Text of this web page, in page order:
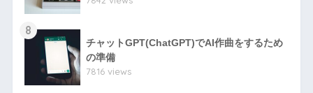
8
チャットGPT(ChatGPT)でAI作曲をするため
の準備
7816 views